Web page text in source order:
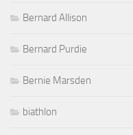
Bernard Allison
Bernard Purdie
Bernie Marsden
biathlon